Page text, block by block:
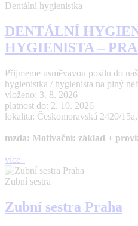
Dentální hygienistka
DENTÁLNÍ
HYGIENISTA –
Přijmeme usměvavou posilu do
hygienistka / hygienista na plný
vloženo: 3. 8. 2026
platnost do: 2. 10. 2026
lokalita: Českomoravská 2420/
mzda: Motivační: základ +
více
Zubní sestra
Zubní sestra Praha